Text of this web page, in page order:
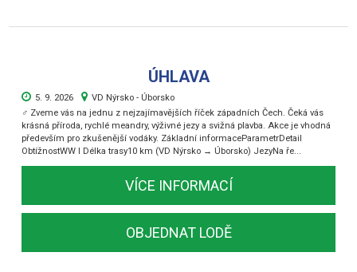
ÚHLAVA
5. 9. 2026
VD Nýrsko - Úborsko
‍♂️ Zveme vás na jednu z nejzajímavějších říček západních Čech. Čeká vás
krásná příroda, rychlé meandry, výživné jezy a svižná plavba. Akce je vhodná
především pro zkušenější vodáky. Základní informaceParametrDetail
ObtížnostWW I Délka trasy10 km (VD Nýrsko → Úborsko) JezyNa ře...
VÍCE INFORMACÍ
OBJEDNAT LODĚ